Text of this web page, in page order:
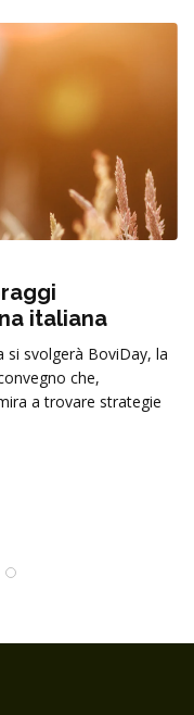
italiana
si svolgerà BoviDay, la
che,
a trovare strategie